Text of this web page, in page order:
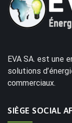
EVA SA. est une
solutions
commerciaux.
SIÈGE SOCIAL